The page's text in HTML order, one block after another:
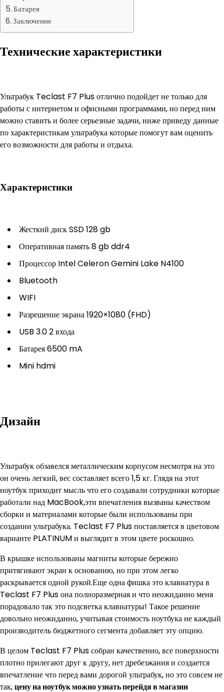
Батарея
Заключение
Технические характеристики
Ультрабук Teclast F7 Plus отлично подойдет не только для
работы с интернетом и офисными программами, но перед ним
можно ставить и более серьезные задачи, ниже приведу данные
по характеристикам ультрабука которые помогут вам оценить
его возможности для работы и отдыха.
Характеристики
Жесткий диск SSD 128 gb
Оперативная память 8 gb ddr4
Процессор Intel Celeron Gemini Lake N4100
Bluetooth
WIFI
Разрешение экрана 1920×1080 (FHD)
USB 3.0 2 входа
Батарея 6500 mA
Mini hdmi
Дизайн
Ультрабук обзавелся металлическим корпусом несмотря на это
он очень легкий, вес составляет всего 1,5 кг. Глядя на этот
ноутбук приходит мысль что его создавали сотрудники которые
работали над MacBook,эти впечатления вызваны качеством
сборки и материалами которые были использованы при
создании ультрабука. Teclast F7 Plus поставляется в цветовом
варианте PLATINUM и выглядит в этом цвете роскошно.
В крышке использованы магниты которые бережно
притягивают экран к основанию, но при этом легко
раскрывается одной рукой.Еще одна фишка это клавиатура в
Teclast F7 Plus она полноразмерная и что неожиданно меня
порадовало так это подсветка клавиатуры! Такое решение
довольно неожиданно, учитывая стоимость ноутбука не каждый
производитель бюджетного сегмента добавляет эту опцию.
В целом Teclast F7 Plus собран качественно, все поверхности
плотно прилегают друг к другу, нет дребезжания и создается
впечатление что перед вами дорогой ультрабук, но это совсем не
так,цену на ноутбук можно узнать перейдя в магазин